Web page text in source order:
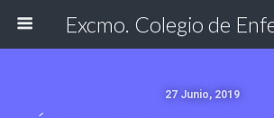
27 Junio, 2019